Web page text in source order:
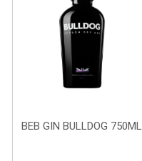
BEB GIN BULLDOG 750ML